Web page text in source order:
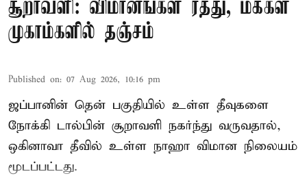
சூறாவளி: விமானங்கள் ரத்து, மக்கள்
முகாம்களில் தஞ்சம்
Published on: 07 Aug 2026, 10:16 pm
ஜப்பானின் தென் பகுதியில் உள்ள தீவுகளை
நோக்கி டால்பின் சூறாவளி நகர்ந்து வருவதால்,
ஒகினாவா தீவில் உள்ள நாஹா விமான நிலையம்
மூடப்பட்டது.